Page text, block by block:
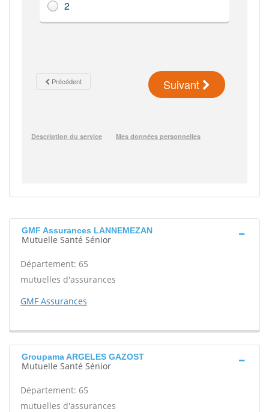
GMF Assurances LANNEMEZAN
Mutuelle Santé Sénior
Département: 65
mutuelles d'assurances
GMF Assurances
Groupama ARGELES GAZOST
Mutuelle Santé Sénior
Département: 65
mutuelles d'assurances